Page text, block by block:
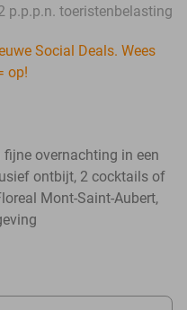
p.p.p.n. toeristenbelasting
Social Deals. Wees
op!
overnachting in een
ontbijt, 2 cocktails of
Mont-Saint-Aubert,